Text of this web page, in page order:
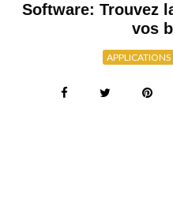
Software: Trouvez
vos
APPLICATIONS